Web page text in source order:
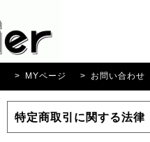
> MYページ > お問い合わせ
特定商取引に関する法律